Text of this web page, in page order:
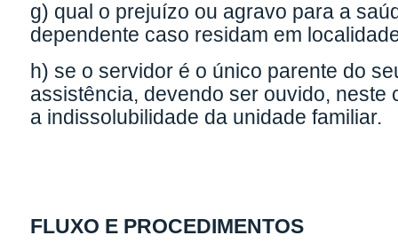
g) qual o prejuízo ou agravo para a
dependente caso residam em
h) se o servidor é o único parente do
assistência, devendo ser ouvido,
a indissolubilidade da unidade familiar.
FLUXO E PROCEDIMENTOS